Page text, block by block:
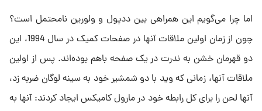
اما چرا می‌گویم این همراهی بین ددپول و ولورین نامحتمل است؟
چون از زمان اولین ملاقات آنها در صفحات کمیک در سال 1994، این
دو قهرمان خشن به ندرت در یک صفحه باهم بوده‌اند. پس از اولین
ملاقات آنها، زمانی که وید با دو شمشیر خود به سینه لوگان ضربه زد،
آنها لحن را برای کل رابطه خود در مارول کامیکس ایجاد کردند: آنها به